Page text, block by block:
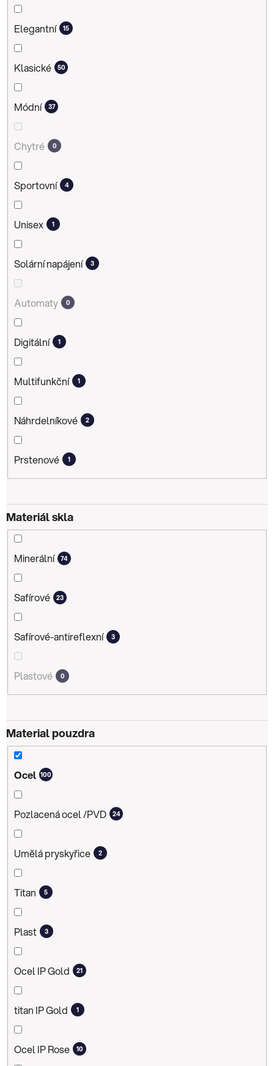
Elegantní 15
Klasické 50
Módní 37
Chytré 0
Sportovní 4
Unisex 1
Solární napájení 3
Automaty 0
Digitální 1
Multifunkční 1
Náhrdelníkové 2
Prstenové 1
Materiál skla
Minerální 74
Safírové 23
Safírové-antireflexní 3
Plastové 0
Material pouzdra
Ocel 100
Pozlacená ocel /PVD 24
Umělá pryskyřice 2
Titan 5
Plast 3
Ocel IP Gold 21
titan IP Gold 1
Ocel IP Rose 10